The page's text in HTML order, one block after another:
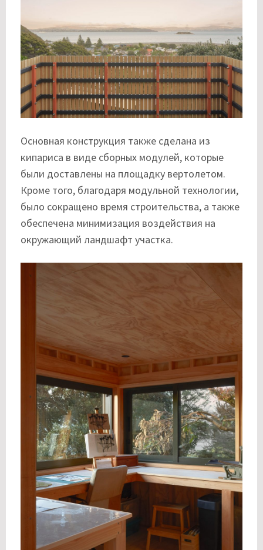
Основная конструкция также сделана из
кипариса в виде сборных модулей, которые
были доставлены на площадку вертолетом.
Кроме того, благодаря модульной технологии,
было сокращено время строительства, а также
обеспечена минимизация воздействия на
окружающий ландшафт участка.